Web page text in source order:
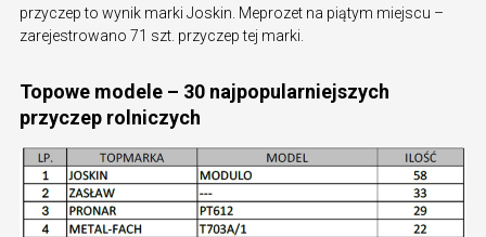
przyczep to wynik marki Joskin. Meprozet na piątym miejscu –
zarejestrowano 71 szt. przyczep tej marki.
Topowe modele – 30 najpopularniejszych
przyczep rolniczych